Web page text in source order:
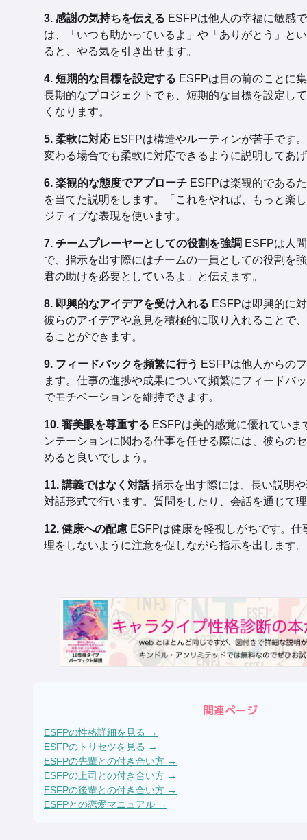
3. 感謝の気持ちを伝える ESFPは他人の幸福に敏感
は、「いつも助かっているよ」や「ありがとう」と
ると、やる気を引き出せます。
4. 短期的な目標を設定する ESFPは目の前のことに
長期的なプロジェクトでも、短期的な目標を設定し
くなります。
5. 柔軟に対応 ESFPは構造やルーティンが苦手です
変わる場合でも柔軟に対応できるように説明してあ
6. 楽観的な態度でアプローチ ESFPは楽観的である
を当てた説明をします。「これをやれば、もっと楽
ジティブな表現を使います。
7. チームプレーヤーとしての役割を強調 ESFPは人
で、指示を出す際にはチームの一員としての役割を
君の助けを必要としているよ」と伝えます。
8. 即興的なアイデアを受け入れる ESFPは即興的に
彼らのアイデアや意見を積極的に取り入れることで
ることができます。
9. フィードバックを頻繁に行う ESFPは他人からの
ます。仕事の進捗や成果について頻繁にフィードバ
でモチベーションを維持できます。
10. 審美眼を尊重する ESFPは美的感覚に優れていま
ンテーションに関わる仕事を任せる際には、彼らの
めると良いでしょう。
11. 講義ではなく対話指示を出す際には、長い説明
対話形式で行います。質問をしたり、会話を通じて
12. 健康への配慮 ESFPは健康を軽視しがちです。仕
理をしないように注意を促しながら指示を出します。
関連ページ
ESFPの性格詳細を見る →
ESFPのトリセツを見る →
ESFPの先輩との付き合い方 →
ESFPの上司との付き合い方 →
ESFPの後輩との付き合い方 →
ESFPとの恋愛マニュアル →